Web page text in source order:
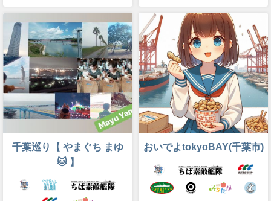
千葉巡り【 やまぐち まゆ
🐱 】
おいでよtokyoBAY(千葉市)